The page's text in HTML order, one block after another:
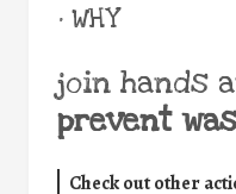
• WHY
join hands
prevent
Check out other